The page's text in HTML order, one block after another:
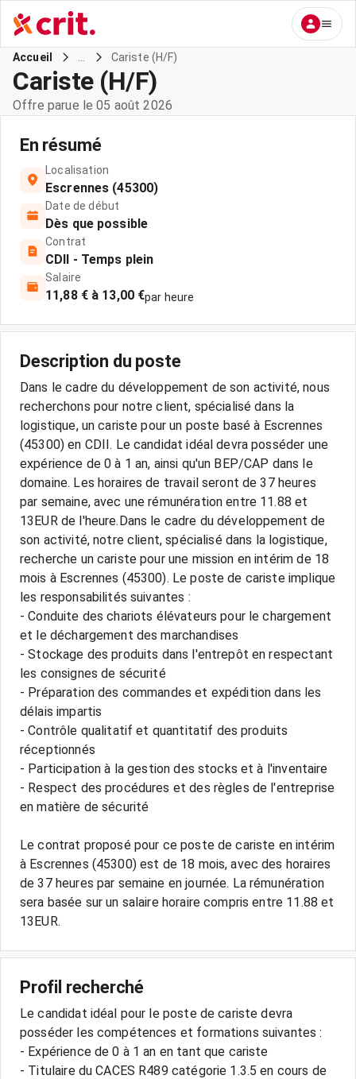
Accueil Cariste (H/F)
Cariste (H/F)
Offre parue le 05 août 2026
En résumé
Localisation
Escrennes (45300)
Date de début
Dès que possible
Contrat
CDII - Temps plein
Salaire
11,88 € à 13,00 €par heure
Description du poste
Dans le cadre du développement de son activité, nous
recherchons pour notre client, spécialisé dans la
logistique, un cariste pour un poste basé à Escrennes
(45300) en CDII. Le candidat idéal devra posséder une
expérience de 0 à 1 an, ainsi qu'un BEP/CAP dans le
domaine. Les horaires de travail seront de 37 heures
par semaine, avec une rémunération entre 11.88 et
13EUR de l'heure.Dans le cadre du développement de
son activité, notre client, spécialisé dans la logistique,
recherche un cariste pour une mission en intérim de 18
mois à Escrennes (45300). Le poste de cariste implique
les responsabilités suivantes :
- Conduite des chariots élévateurs pour le chargement
et le déchargement des marchandises
- Stockage des produits dans l'entrepôt en respectant
les consignes de sécurité
- Préparation des commandes et expédition dans les
délais impartis
- Contrôle qualitatif et quantitatif des produits
réceptionnés
- Participation à la gestion des stocks et à l'inventaire
- Respect des procédures et des règles de l'entreprise
en matière de sécurité
Le contrat proposé pour ce poste de cariste en intérim
à Escrennes (45300) est de 18 mois, avec des horaires
de 37 heures par semaine en journée. La rémunération
sera basée sur un salaire horaire compris entre 11.88 et
Profil recherché
Le candidat idéal pour le poste de cariste devra
posséder les compétences et formations suivantes :
- Expérience de 0 à 1 an en tant que cariste
- Titulaire du CACES R489 catégorie 1.3.5 en cours de